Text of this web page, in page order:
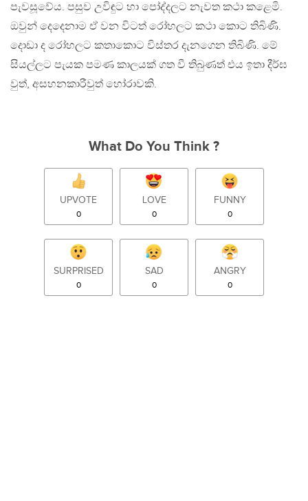
පැවසූවේය. පසුව උවිඳුට හා පෝද්දලට නැවත කථා කළෙමි.
ඔවුන් දෙදෙනාම ඒ වන විටත් රෝහලට කථා කොට තිබිණි.
දොඩා ද රෝහලට කතාකොට විස්තර දැනගෙන තිබිණි. මේ
සියල්ලට පැයක පමණ කාලයක් ගත වී තිබුණත් එය ඉතා දීර්ඝ
වුත්, අසහනකාරීවුත් හෝරාවකි.
What Do You Think ?
UPVOTE
0
LOVE
0
FUNNY
0
SURPRISED
0
SAD
0
ANGRY
0